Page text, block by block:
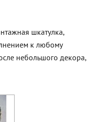
шкатулка,
к любому
небольшого декора,